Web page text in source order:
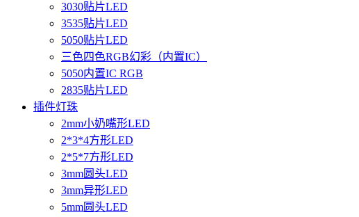
3030贴片LED
3535贴片LED
5050贴片LED
三色四色RGB幻彩（内置IC）
5050内置IC RGB
2835贴片LED
插件灯珠
2mm小奶嘴形LED
2*3*4方形LED
2*5*7方形LED
3mm圆头LED
3mm异形LED
5mm圆头LED